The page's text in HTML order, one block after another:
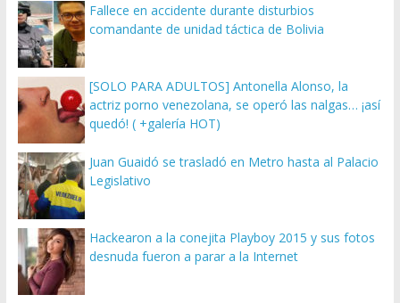
Fallece en accidente durante disturbios
comandante de unidad táctica de Bolivia
[SOLO PARA ADULTOS] Antonella Alonso, la
actriz porno venezolana, se operó las nalgas… ¡así
quedó! ( +galería HOT)
Juan Guaidó se trasladó en Metro hasta al Palacio
Legislativo
Hackearon a la conejita Playboy 2015 y sus fotos
desnuda fueron a parar a la Internet